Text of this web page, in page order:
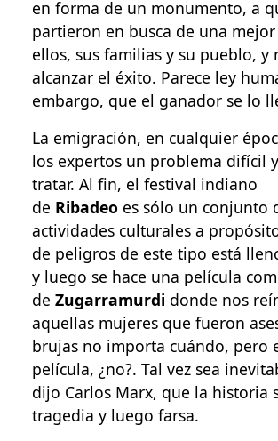
en forma de un monumento, a
partieron en busca de una
ellos, sus familias y su pueblo, y
alcanzar el éxito. Parece ley
embargo, que el ganador se lo
La emigración, en cualquier
los expertos un problema difícil
tratar. Al fin, el festival indiano
de Ribadeo es sólo un conjunto
actividades culturales a
de peligros de este tipo está
y luego se hace una película
de Zugarramurdi donde nos
aquellas mujeres que fueron
brujas no importa cuándo, pero
película, ¿no?. Tal vez sea
dijo Carlos Marx, que la historia
tragedia y luego farsa.